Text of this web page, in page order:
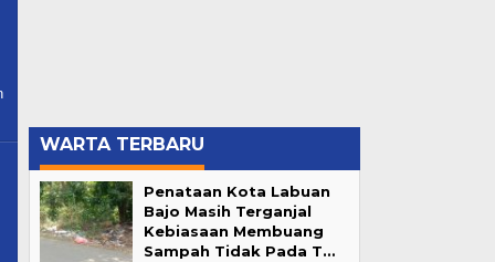
WARTA TERBARU
Penataan Kota Labuan
Bajo Masih Terganjal
Kebiasaan Membuang
Sampah Tidak Pada T…